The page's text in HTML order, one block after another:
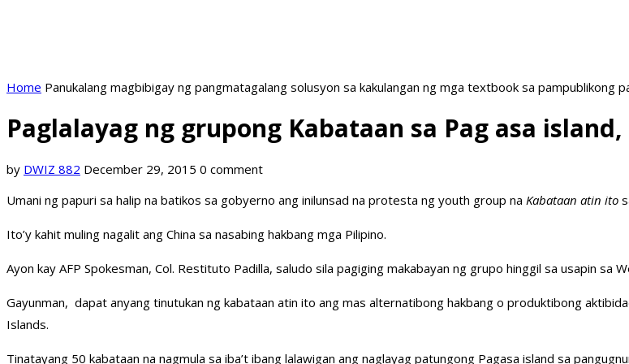
Home Panukalang magbibigay ng pangmatagalang solusyon sa kakulangan ng mga textbook sa pampublikong
Paglalayag ng grupong Kabataan sa Pag asa
by DWIZ 882 December 29, 2015 0 comment
Umani ng papuri sa halip na batikos sa gobyerno ang inilunsad na protesta ng youth group na Kabataan atin ito
Ito’y kahit muling nagalit ang China sa nasabing hakbang mga Pilipino.
Ayon kay AFP Spokesman, Col. Restituto Padilla, saludo sila pagiging makabayan ng grupo hinggil sa usapin sa
Gayunman, dapat anyang tinutukan ng kabataan atin ito ang mas alternatibong hakbang o produktibong
Islands.
Tinatayang 50 kabataan na nagmula sa iba’t ibang lalawigan ang naglayag patungong Pagasa island sa